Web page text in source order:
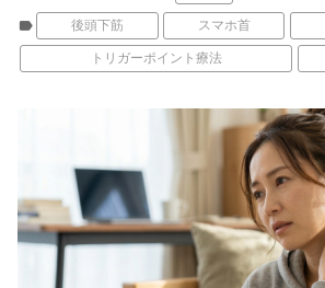
label 後頭下筋 スマホ首
トリガーポイント療法